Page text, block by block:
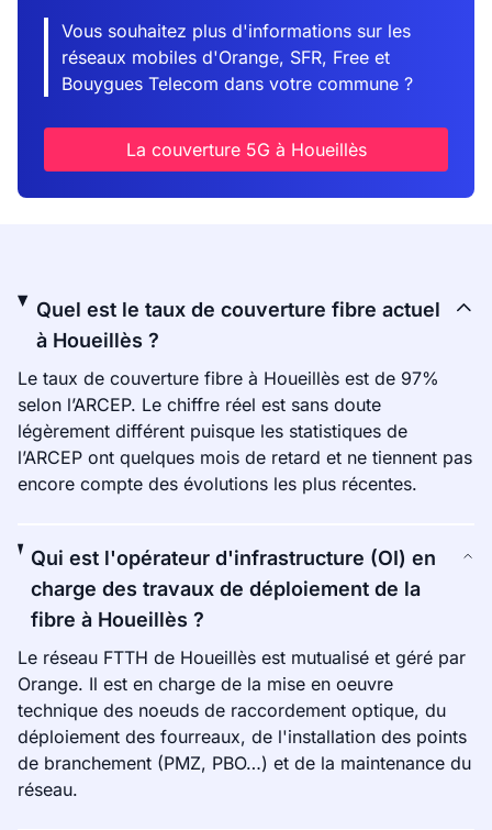
Vous souhaitez plus d'informations sur les
réseaux mobiles d'Orange, SFR, Free et
Bouygues Telecom dans votre commune ?
La couverture 5G à Houeillès
Quel est le taux de couverture fibre actuel
à Houeillès ?
Le taux de couverture fibre à Houeillès est de 97%
selon l’ARCEP. Le chiffre réel est sans doute
légèrement différent puisque les statistiques de
l’ARCEP ont quelques mois de retard et ne tiennent pas
encore compte des évolutions les plus récentes.
Qui est l'opérateur d'infrastructure (OI) en
charge des travaux de déploiement de la
fibre à Houeillès ?
Le réseau FTTH de Houeillès est mutualisé et géré par
Orange. Il est en charge de la mise en oeuvre
technique des noeuds de raccordement optique, du
déploiement des fourreaux, de l'installation des points
de branchement (PMZ, PBO…) et de la maintenance du
réseau.